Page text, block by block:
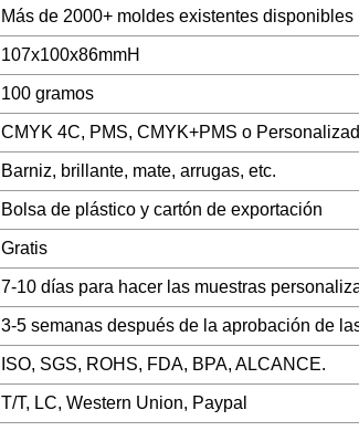
Más de 2000+ moldes existentes disponibles
107x100x86mmH
100 gramos
CMYK 4C, PMS, CMYK+PMS o
Barniz, brillante, mate, arrugas, etc.
Bolsa de plástico y cartón de exportación
Gratis
7-10 días para hacer las muestras
3-5 semanas después de la aprobación de
ISO, SGS, ROHS, FDA, BPA, ALCANCE.
T/T, LC, Western Union, Paypal